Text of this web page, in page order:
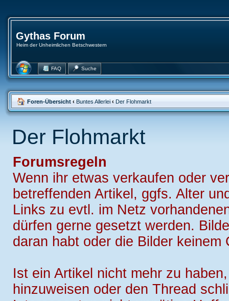
Gythas Forum
Heim der Unheimlichen Betschwestern
FAQ Suche
Foren-Übersicht ‹ Buntes Allerlei ‹ Der Flohmarkt
Der Flohmarkt
Forumsregeln
Wenn ihr etwas verkaufen oder
betreffenden Artikel, ggfs. Alter
Links zu evtl. im Netz
dürfen gerne gesetzt werden.
daran habt oder die Bilder keinem
Ist ein Artikel nicht mehr zu
hinzuweisen oder den Thread